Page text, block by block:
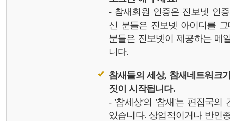
- 참새회원 인증은 진보넷 인
신 분들은 진보넷 아이디를
분들은 진보넷이 제공하는 메
니다.
참새들의 세상, 참새네트워크
짓이 시작됩니다.
- '참세상'의 '참새'는 편집국의
있습니다. 상업적이거나 반인